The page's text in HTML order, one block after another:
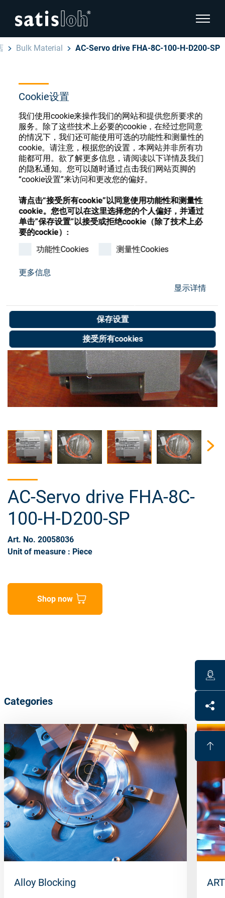
Cookie设置
我们使用cookie来操作我们的网站和提供您所要求的
服务。除了这些技术上必要的cookie，在经过您同意
的情况下，我们还可能使用可选的功能性和测量性的
cookie。请注意，根据您的设置，本网站并非所有功
能都可用。欲了解更多信息，请阅读以下详情及我们
的隐私通知。您可以随时通过点击我们网站页脚的
“cookie设置”来访问和更改您的偏好。
请点击“接受所有cookie”以同意使用功能性和测量性
cookie。您也可以在这里选择您的个人偏好，并通过
单击”保存设置”以接受或拒绝cookie（除了技术上必
要的cockie）:
功能性Cookies
测量性Cookies
更多信息
显示详情
保存设置
接受所有cookies
显示页
汉语
眼镜光学
精密光学
我们是谁
加入我们
Store
English
Deutsch
Español
Français
Bulk Material AC-Servo drive FHA-8C-100-H-D200-SP
眼镜光学耗材商店
注册或登录以访问您的帐户，并了解我们的各
种眼镜光学耗材
注册 登录
AC-Servo drive FHA-8C-
100-H-D200-SP
Art. No. 20058036
Unit of measure : Piece
Shop now
Categories
Alloy Blocking